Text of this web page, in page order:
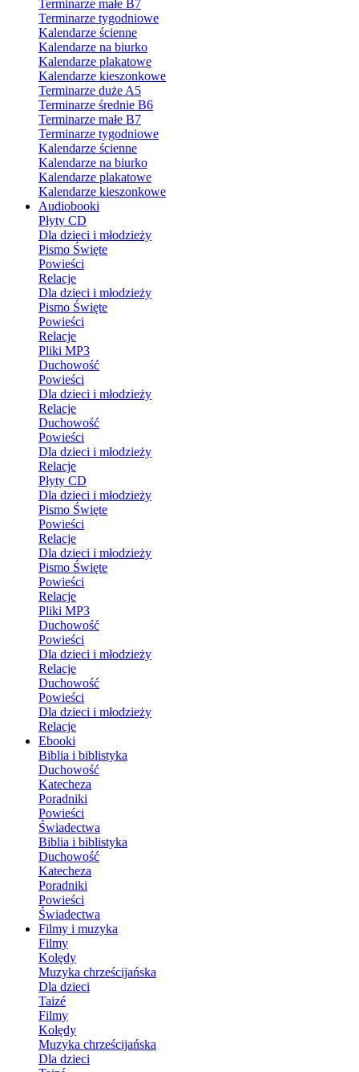
Terminarze małe B7
Terminarze tygodniowe
Kalendarze ścienne
Kalendarze na biurko
Kalendarze plakatowe
Kalendarze kieszonkowe
Terminarze duże A5
Terminarze średnie B6
Terminarze małe B7
Terminarze tygodniowe
Kalendarze ścienne
Kalendarze na biurko
Kalendarze plakatowe
Kalendarze kieszonkowe
Audiobooki
Płyty CD
Dla dzieci i młodzieży
Pismo Święte
Powieści
Relacje
Dla dzieci i młodzieży
Pismo Święte
Powieści
Relacje
Pliki MP3
Duchowość
Powieści
Dla dzieci i młodzieży
Relacje
Duchowość
Powieści
Dla dzieci i młodzieży
Relacje
Płyty CD
Dla dzieci i młodzieży
Pismo Święte
Powieści
Relacje
Dla dzieci i młodzieży
Pismo Święte
Powieści
Relacje
Pliki MP3
Duchowość
Powieści
Dla dzieci i młodzieży
Relacje
Duchowość
Powieści
Dla dzieci i młodzieży
Relacje
Ebooki
Biblia i biblistyka
Duchowość
Katecheza
Poradniki
Powieści
Świadectwa
Biblia i biblistyka
Duchowość
Katecheza
Poradniki
Powieści
Świadectwa
Filmy i muzyka
Filmy
Kolędy
Muzyka chrześcijańska
Dla dzieci
Taizé
Filmy
Kolędy
Muzyka chrześcijańska
Dla dzieci